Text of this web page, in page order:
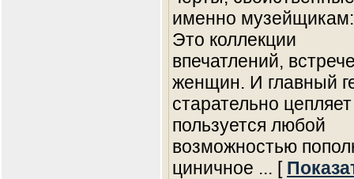
именно
Это коллекции
впечатлений,
женщин. И главный
старательно
пользуется любой
возможностью
циничное ... [